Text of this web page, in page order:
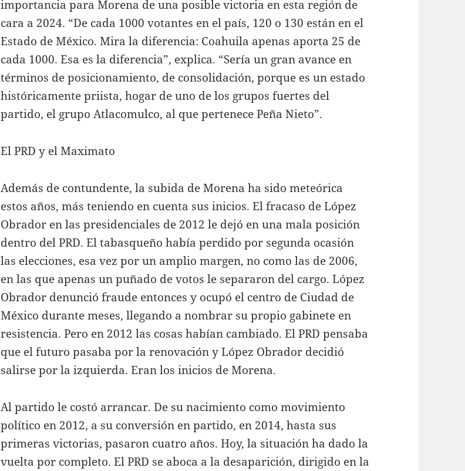
importancia para Morena de una posible victoria en esta región de
cara a 2024. “De cada 1000 votantes en el país, 120 o 130 están en el
Estado de México. Mira la diferencia: Coahuila apenas aporta 25 de
cada 1000. Esa es la diferencia”, explica. “Sería un gran avance en
términos de posicionamiento, de consolidación, porque es un estado
históricamente priista, hogar de uno de los grupos fuertes del
partido, el grupo Atlacomulco, al que pertenece Peña Nieto”.
El PRD y el Maximato
Además de contundente, la subida de Morena ha sido meteórica
estos años, más teniendo en cuenta sus inicios. El fracaso de López
Obrador en las presidenciales de 2012 le dejó en una mala posición
dentro del PRD. El tabasqueño había perdido por segunda ocasión
las elecciones, esa vez por un amplio margen, no como las de 2006,
en las que apenas un puñado de votos le separaron del cargo. López
Obrador denunció fraude entonces y ocupó el centro de Ciudad de
México durante meses, llegando a nombrar su propio gabinete en
resistencia. Pero en 2012 las cosas habían cambiado. El PRD pensaba
que el futuro pasaba por la renovación y López Obrador decidió
salirse por la izquierda. Eran los inicios de Morena.
Al partido le costó arrancar. De su nacimiento como movimiento
político en 2012, a su conversión en partido, en 2014, hasta sus
primeras victorias, pasaron cuatro años. Hoy, la situación ha dado la
vuelta por completo. El PRD se aboca a la desaparición, dirigido en la